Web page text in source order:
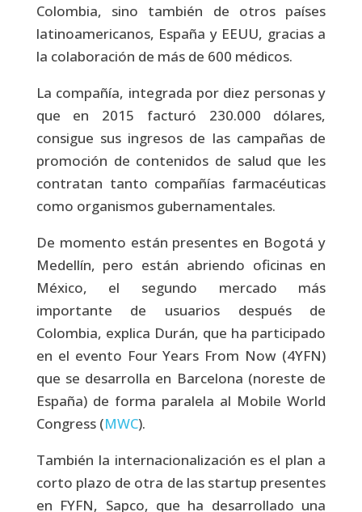
Colombia, sino también de otros países
latinoamericanos, España y EEUU, gracias a
la colaboración de más de 600 médicos.
La compañía, integrada por diez personas y
que en 2015 facturó 230.000 dólares,
consigue sus ingresos de las campañas de
promoción de contenidos de salud que les
contratan tanto compañías farmacéuticas
como organismos gubernamentales.
De momento están presentes en Bogotá y
Medellín, pero están abriendo oficinas en
México, el segundo mercado más
importante de usuarios después de
Colombia, explica Durán, que ha participado
en el evento Four Years From Now (4YFN)
que se desarrolla en Barcelona (noreste de
España) de forma paralela al Mobile World
Congress (MWC).
También la internacionalización es el plan a
corto plazo de otra de las startup presentes
en FYFN, Sapco, que ha desarrollado una